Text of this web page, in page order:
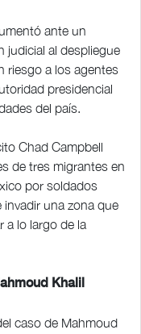
ante un
judicial al despliegue
riesgo a los agentes
presidencial
del país.
Chad Campbell
de tres migrantes en
por soldados
una zona que
a lo largo de la
Khalil
caso de Mahmoud